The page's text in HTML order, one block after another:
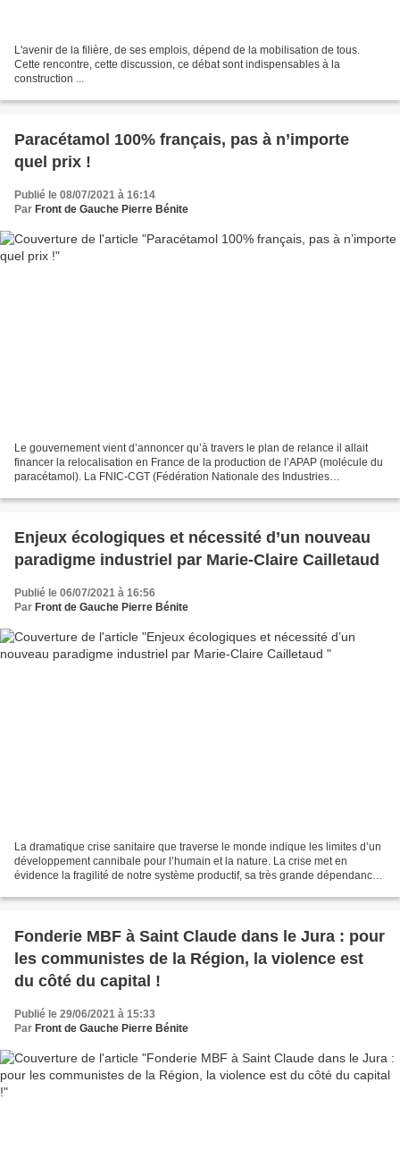
L'avenir de la filière, de ses emplois, dépend de la mobilisation de tous.
Cette rencontre, cette discussion, ce débat sont indispensables à la
construction ...
Paracétamol 100% français, pas à n’importe
quel prix !
Publié le 08/07/2021 à 16:14
Par Front de Gauche Pierre Bénite
Le gouvernement vient d’annoncer qu’à travers le plan de relance il allait
financer la relocalisation en France de la production de l’APAP (molécule du
paracétamol). La FNIC-CGT (Fédération Nationale des Industries
Enjeux écologiques et nécessité d’un nouveau
paradigme industriel par Marie-Claire Cailletaud
Publié le 06/07/2021 à 16:56
Par Front de Gauche Pierre Bénite
La dramatique crise sanitaire que traverse le monde indique les limites d’un
développement cannibale pour l’humain et la nature. La crise met en
évidence la fragilité de notre système productif, sa très grande dépendance
Fonderie MBF à Saint Claude dans le Jura : pour
les communistes de la Région, la violence est
du côté du capital !
Publié le 29/06/2021 à 15:33
Par Front de Gauche Pierre Bénite